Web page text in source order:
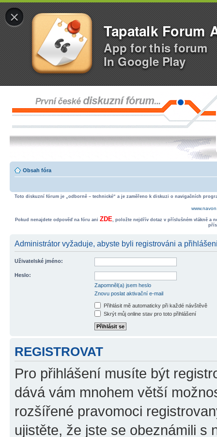
×
Tapatalk Forum
App for this forum
In Google Play
Obsah fóra
Toto diskuzní fórum je „odborně – technické“ a je zaměřeno k diskuzi o navigačních
Pokud nenajdete odpověď na fóru ani ZDE, položte nejdřív dotaz v příslušném vlákně a
Administrátor vyžaduje, abyste byli registrováni a
Uživatelské jméno:
Heslo:
Zapomněl(a) jsem heslo
Znovu poslat aktivační e-mail
Přihlásit mě automaticky při každé návštěvě
Skrýt můj online stav pro toto přihlášení
REGISTROVAT
Pro přihlášení musíte být
dává vám mnohem větší
rozšířené pravomoci
ujistěte, že jste se obeznámili s